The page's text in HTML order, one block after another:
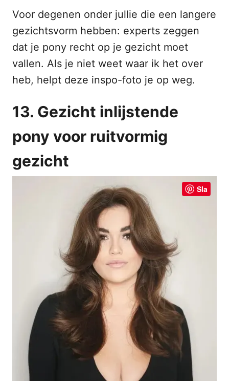
Voor degenen onder jullie die een langere
gezichtsvorm hebben: experts zeggen
dat je pony recht op je gezicht moet
vallen. Als je niet weet waar ik het over
heb, helpt deze inspo-foto je op weg.
13. Gezicht inlijstende
pony voor ruitvormig
gezicht
Sla